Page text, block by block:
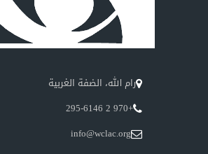
رام الله، الضفة الغربية
+970 2 295-6146
info@wclac.org